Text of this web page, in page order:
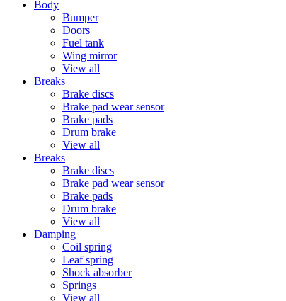
Body
Bumper
Doors
Fuel tank
Wing mirror
View all
Breaks
Brake discs
Brake pad wear sensor
Brake pads
Drum brake
View all
Breaks
Brake discs
Brake pad wear sensor
Brake pads
Drum brake
View all
Damping
Coil spring
Leaf spring
Shock absorber
Springs
View all